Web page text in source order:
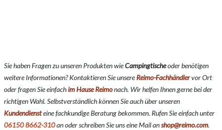
Sie haben Fragen zu unseren Produkten wieCampingtischeoder benötigen
weitere Informationen? Kontaktieren Sie unsereReimo-Fachhändlervor Ort
oder fragen Sie einfachim Hause Reimonach. Wir helfen Ihnen gerne bei der
richtigen Wahl. Selbstverständlich können Sie auch über unseren
Kundendiensteine fachkundige Beratung bekommen. Rufen Sie einfach unter
06150 8662-310an oder schreiben Sie uns eine Mail anshop@reimo.com.